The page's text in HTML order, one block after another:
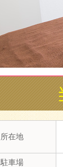
所在地
駐車場